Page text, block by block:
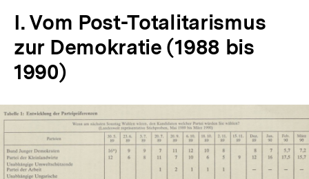
I. Vom Post-Totalitarismus
zur Demokratie (1988 bis
1990)